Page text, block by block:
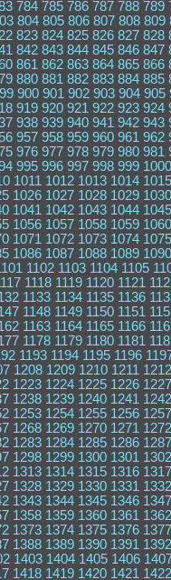
784 785 786 787 788 789
804 805 806 807 808 809
823 824 825 826 827 828
842 843 844 845 846 847
861 862 863 864 865 866
880 881 882 883 884 885
900 901 902 903 904 905
919 920 921 922 923 924
938 939 940 941 942 943
957 958 959 960 961 962
976 977 978 979 980 981
995 996 997 998 999 1000
1011 1012 1013 1014 1015
1026 1027 1028 1029 1030
1041 1042 1043 1044 1045
1056 1057 1058 1059 1060
1071 1072 1073 1074 1075
1086 1087 1088 1089 1090
1102 1103 1104 1105
1118 1119 1120 1121
1133 1134 1135 1136
1148 1149 1150 1151
1163 1164 1165 1166
1178 1179 1180 1181
1193 1194 1195 1196
1208 1209 1210 1211 1212
1223 1224 1225 1226 1227
1238 1239 1240 1241 1242
1253 1254 1255 1256 1257
1268 1269 1270 1271 1272
1283 1284 1285 1286 1287
1298 1299 1300 1301 1302
1313 1314 1315 1316 1317
1328 1329 1330 1331 1332
1343 1344 1345 1346 1347
1358 1359 1360 1361 1362
1373 1374 1375 1376 1377
1388 1389 1390 1391 1392
1403 1404 1405 1406
1418 1419 1420 1421 1422